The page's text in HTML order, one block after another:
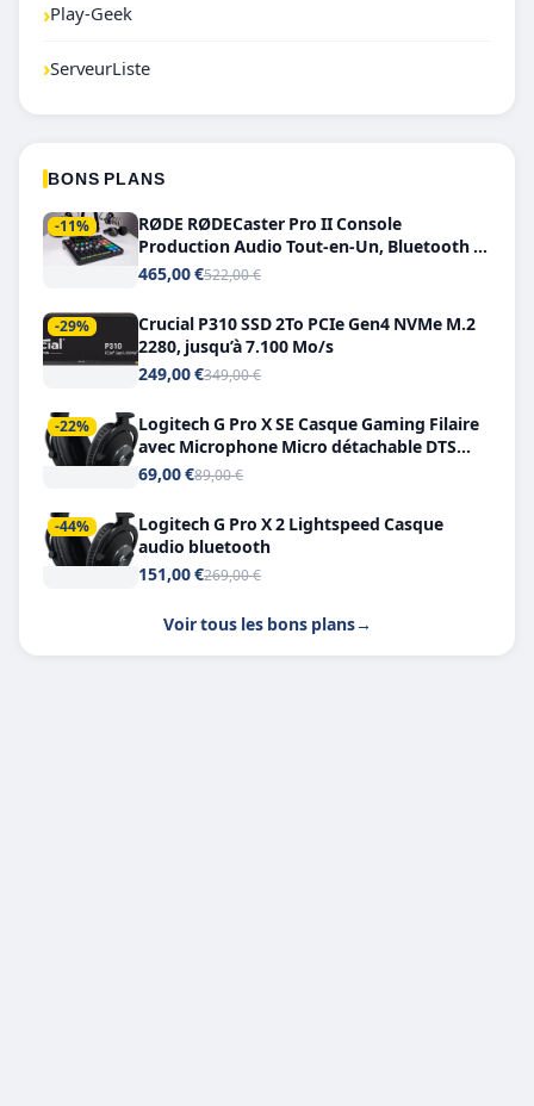
›Play-Geek
›ServeurListe
BONS PLANS
-11%
RØDE RØDECaster Pro II Console
Production Audio Tout-en-Un, Bluetooth et
Double USB-C
465,00 €522,00 €
-29%
Crucial P310 SSD 2To PCIe Gen4 NVMe M.2
2280, jusqu’à 7.100 Mo/s
249,00 €349,00 €
-22%
Logitech G Pro X SE Casque Gaming Filaire
avec Microphone Micro détachable DTS
Headphone X 7.1
69,00 €89,00 €
-44%
Logitech G Pro X 2 Lightspeed Casque
audio bluetooth
151,00 €269,00 €
Voir tous les bons plans→